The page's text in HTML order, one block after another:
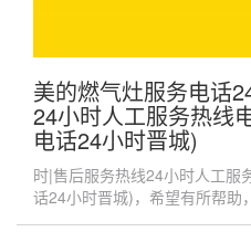
美的燃气灶服务电话
24小时人工服务热线
电话24小时晋城)
时|售后服务热线24小时人工服
话24小时晋城)，希望有所帮助